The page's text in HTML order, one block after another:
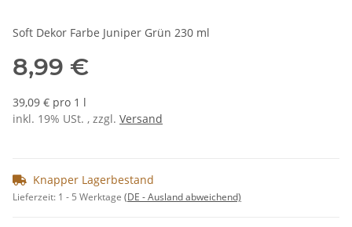
Soft Dekor Farbe Juniper Grün 230 ml
8,99 €
39,09 € pro 1 l
inkl. 19% USt. , zzgl. Versand
Knapper Lagerbestand
Lieferzeit: 1 - 5 Werktage (DE - Ausland abweichend)